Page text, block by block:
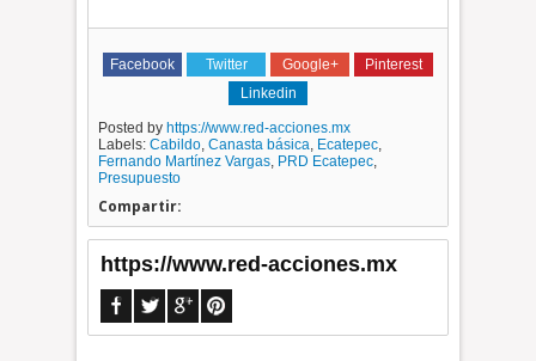
Facebook Twitter Google+
Pinterest
Linkedin
Posted by https://www.red-acciones.mx
Labels:Cabildo,Canasta básica, Ecatepec,
Fernando Martínez Vargas, PRD Ecatepec,
Presupuesto
Compartir:
https://www.red-acciones.mx